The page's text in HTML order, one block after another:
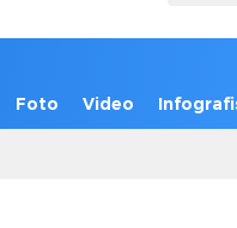
Foto Video